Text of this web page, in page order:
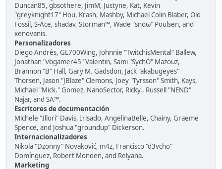
Duncan85, gbsothere, JimM, Justyne, Kat, Kevin
"greyknight17" Hou, Krash, Mashby, Michael Colin Blaber, Old
Fossil, S-Ace, shadav, Storman™, Wade "sησω" Poulsen, and
xenovanis.
Personalizadores
Diego Andrés, GL700Wing, Johnnie "TwitchisMental" Ballew,
Jonathan "vbgamer45" Valentin, Sami "SychO" Mazouz,
Brannon "B" Hall, Gary M. Gadsdon, Jack "akabugeyes"
Thorsen, Jason "JBlaze" Clemons, Joey "Tyrsson" Smith, Kays,
Michael "Mick." Gomez, NanoSector, Ricky., Russell "NEND"
Najar, and SA™.
Escritores de documentación
Michele "Illori" Davis, Irisado, AngelinaBelle, Chainy, Graeme
Spence, and Joshua "groundup" Dickerson.
Internacionalizadores
Nikola "Dzonny" Novaković, m4z, Francisco "d3vcho"
Domínguez, Robert Monden, and Relyana.
Marketing